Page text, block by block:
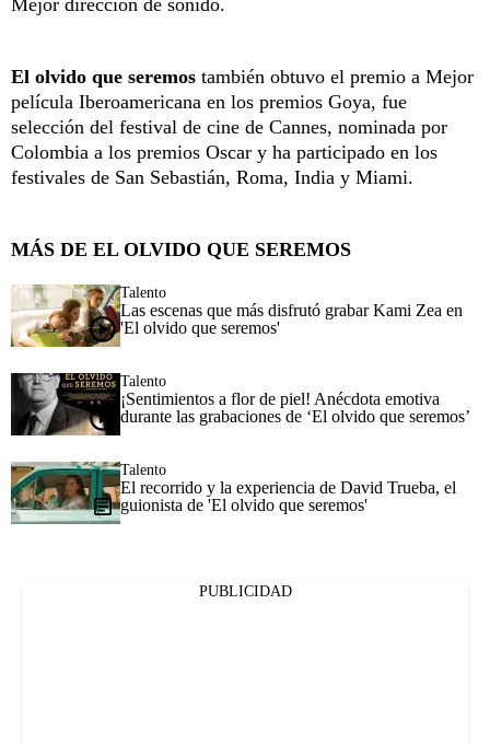
El olvido que seremos también obtuvo el premio a Mejor
película Iberoamericana en los premios Goya, fue
selección del festival de cine de Cannes, nominada por
Colombia a los premios Oscar y ha participado en los
festivales de San Sebastián, Roma, India y Miami.
MÁS DE EL OLVIDO QUE SEREMOS
Talento
Las escenas que más disfrutó grabar Kami Zea en
'El olvido que seremos'
Talento
¡Sentimientos a flor de piel! Anécdota emotiva
durante las grabaciones de ‘El olvido que seremos’
Talento
El recorrido y la experiencia de David Trueba, el
guionista de 'El olvido que seremos'
PUBLICIDAD